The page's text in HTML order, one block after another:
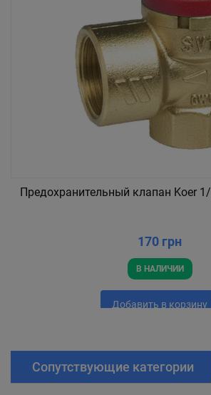
Предохранительный клапан Koer
170 грн
В НАЛИЧИИ
Добавить в корзину
Сопутствующие категории